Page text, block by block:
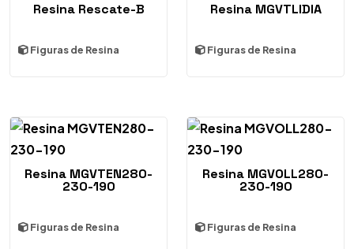
Resina Rescate-B
Figuras de Resina
Resina MGVTLIDIA
Figuras de Resina
Resina MGVTEN280-
230-190
Figuras de Resina
Resina MGVOLL280-
230-190
Figuras de Resina